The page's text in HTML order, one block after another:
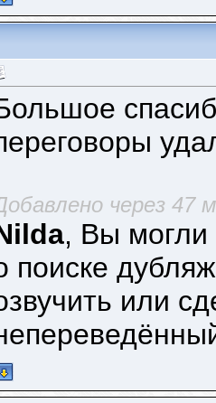
через 47
, Вы могли
поиске
или